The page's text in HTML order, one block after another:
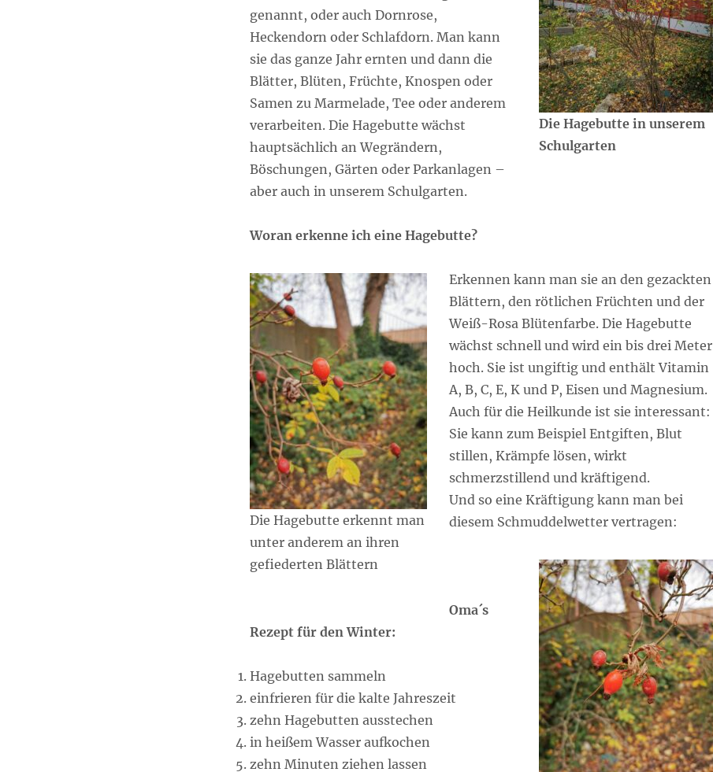
Die Hagebutte in unserem
Schulgarten
genannt, oder auch Dornrose,
Heckendorn oder Schlafdorn. Man kann
sie das ganze Jahr ernten und dann die
Blätter, Blüten, Früchte, Knospen oder
Samen zu Marmelade, Tee oder anderem
verarbeiten. Die Hagebutte wächst
hauptsächlich an Wegrändern,
Böschungen, Gärten oder Parkanlagen –
aber auch in unserem Schulgarten.
Woran erkenne ich eine Hagebutte?
Die Hagebutte erkennt man
unter anderem an ihren
gefiederten Blättern
Erkennen kann man sie an den gezackten
Blättern, den rötlichen Früchten und der
Weiß-Rosa Blütenfarbe. Die Hagebutte
wächst schnell und wird ein bis drei Meter
hoch. Sie ist ungiftig und enthält Vitamin
A, B, C, E, K und P, Eisen und Magnesium.
Auch für die Heilkunde ist sie interessant:
Sie kann zum Beispiel Entgiften, Blut
stillen, Krämpfe lösen, wirkt
schmerzstillend und kräftigend.
Und so eine Kräftigung kann man bei
diesem Schmuddelwetter vertragen:
Oma´s
Rezept für den Winter:
Hagebutten sammeln
einfrieren für die kalte Jahreszeit
zehn Hagebutten ausstechen
in heißem Wasser aufkochen
zehn Minuten ziehen lassen